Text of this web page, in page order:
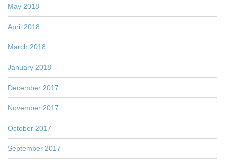
May 2018
April 2018
March 2018
January 2018
December 2017
November 2017
October 2017
September 2017